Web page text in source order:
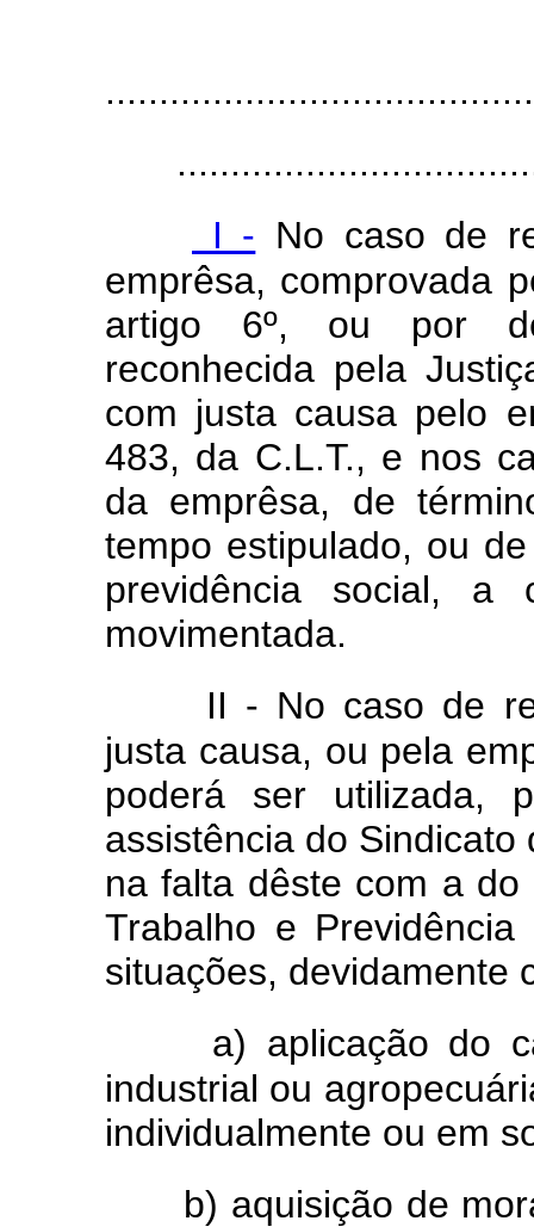
I - No caso de
emprêsa, comprovada
artigo 6º, ou por
reconhecida pela
com justa causa pelo
483, da C.L.T., e nos
da emprêsa, de
tempo estipulado, ou
previdência social, a
movimentada.
II - No caso de
justa causa, ou pela
poderá ser utilizada,
assistência do
na falta dêste com a
Trabalho e
situações, devidamente
a) aplicação do
industrial ou
individualmente ou em
b) aquisição de